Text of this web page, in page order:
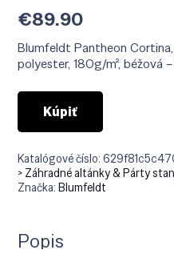
€89.90
Blumfeldt Pantheon
polyester, 180g/m², béžová
Kúpiť
Katalógové číslo:
> Záhradné altánky & Párty
Značka:Blumfeldt
Popis